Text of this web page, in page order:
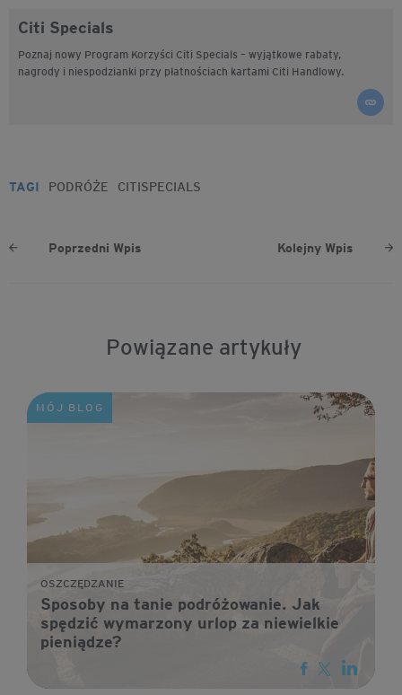
Citi Specials
Poznaj nowy Program Korzyści Citi Specials – wyjątkowe rabaty,
nagrody i niespodzianki przy płatnościach kartami Citi Handlowy.
TAGI PODRÓŻE CITISPECIALS
Poprzedni Wpis Kolejny Wpis
Powiązane artykuły
MÓJ BLOG
OSZCZĘDZANIE
Sposoby na tanie podróżowanie. Jak
spędzić wymarzony urlop za niewielkie
pieniądze?